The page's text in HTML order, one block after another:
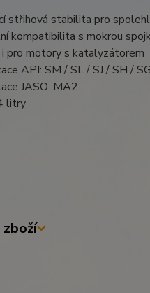
střihová stabilita pro
kompatibilita s mokrou
i pro motory s katalyzátorem
API: SM / SL / SJ / SH / SG
JASO: MA2
litry